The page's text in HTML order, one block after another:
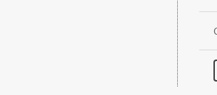
Tous les produits sont vendus dans la
CONDITIONS